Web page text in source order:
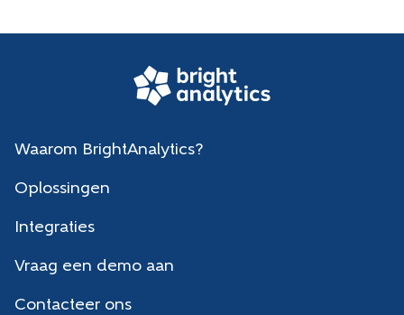
Waarom BrightAnalytics?
Oplossingen
Integraties
Vraag een demo aan
Contacteer ons